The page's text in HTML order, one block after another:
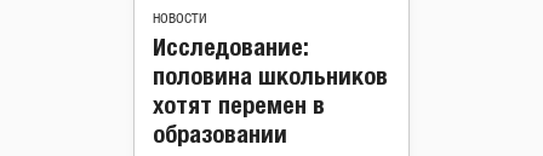
НОВОСТИ
Исследование:
половина школьников
хотят перемен в
образовании